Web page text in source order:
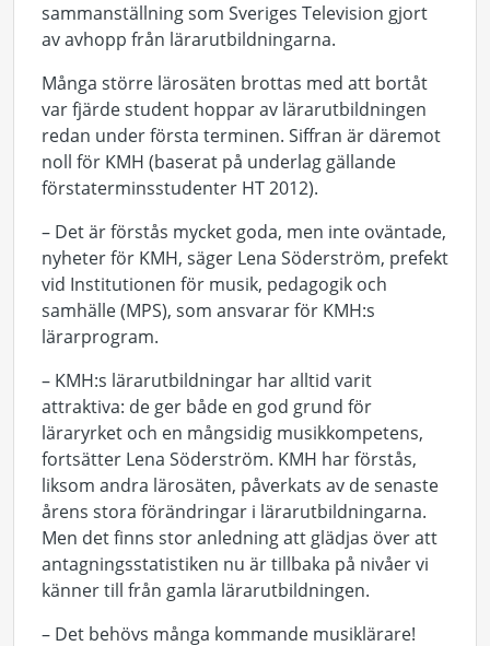
sammanställning som Sveriges Television gjort
av avhopp från lärarutbildningarna.
Många större lärosäten brottas med att bortåt
var fjärde student hoppar av lärarutbildningen
redan under första terminen. Siffran är däremot
noll för KMH (baserat på underlag gällande
förstaterminsstudenter HT 2012).
– Det är förstås mycket goda, men inte oväntade,
nyheter för KMH, säger Lena Söderström, prefekt
vid Institutionen för musik, pedagogik och
samhälle (MPS), som ansvarar för KMH:s
lärarprogram.
– KMH:s lärarutbildningar har alltid varit
attraktiva: de ger både en god grund för
läraryrket och en mångsidig musikkompetens,
fortsätter Lena Söderström. KMH har förstås,
liksom andra lärosäten, påverkats av de senaste
årens stora förändringar i lärarutbildningarna.
Men det finns stor anledning att glädjas över att
antagningsstatistiken nu är tillbaka på nivåer vi
känner till från gamla lärarutbildningen.
– Det behövs många kommande musiklärare!